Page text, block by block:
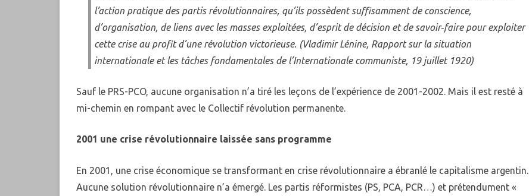
l’action pratique des partis révolutionnaires, qu’ils possèdent suffisamment de conscience,
d’organisation, de liens avec les masses exploitées, d’esprit de décision et de savoir‑faire pour exploiter
cette crise au profit d’une révolution victorieuse. (Vladimir Lénine, Rapport sur la situation
internationale et les tâches fondamentales de l’Internationale communiste, 19 juillet 1920)
Sauf le PRS-PCO, aucune organisation n’a tiré les leçons de l’expérience de 2001-2002. Mais il est resté à
mi-chemin en rompant avec le Collectif révolution permanente.
2001 une crise révolutionnaire laissée sans programme
En 2001, une crise économique se transformant en crise révolutionnaire a ébranlé le capitalisme argentin.
Aucune solution révolutionnaire n’a émergé. Les partis réformistes (PS, PCA, PCR…) et prétendument «